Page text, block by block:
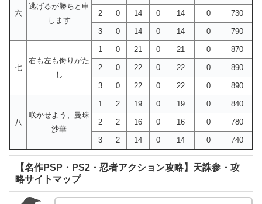
六
逃げるが勝ちと申
します
2 0 14 0 14 0 730
3 0 14 0 14 0 790
七
右も左も侮りがた
し
1 0 21 0 21 0 870
2 0 22 0 22 0 890
3 0 22 0 22 0 890
八
咲かせよう、曼珠
沙華
1 2 19 0 19 0 840
2 2 16 0 16 0 780
3 2 14 0 14 0 740
【名作PSP・PS2・忍者アクション攻略】天誅参・攻
略サイトマップ